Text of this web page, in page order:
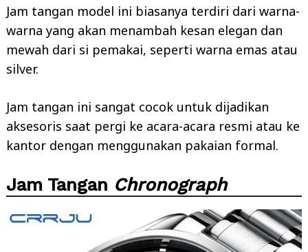
Jam tangan model ini biasanya terdiri dari warna-
warna yang akan menambah kesan elegan dan
mewah dari si pemakai, seperti warna emas atau
silver.
Jam tangan ini sangat cocok untuk dijadikan
aksesoris saat pergi ke acara-acara resmi atau ke
kantor dengan menggunakan pakaian formal.
Jam Tangan Chronograph
Search